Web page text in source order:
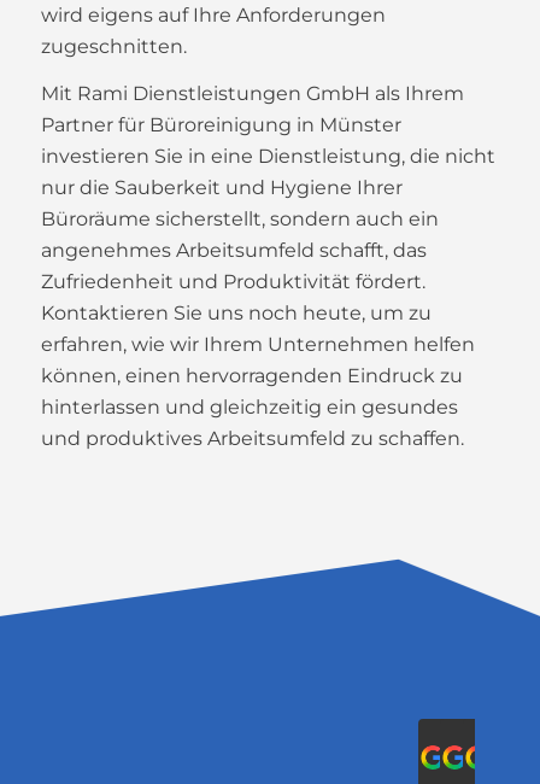
wird eigens auf Ihre Anforderungen
zugeschnitten.
Mit Rami Dienstleistungen GmbH als Ihrem
Partner für Büroreinigung in Münster
investieren Sie in eine Dienstleistung, die nicht
nur die Sauberkeit und Hygiene Ihrer
Büroräume sicherstellt, sondern auch ein
angenehmes Arbeitsumfeld schafft, das
Zufriedenheit und Produktivität fördert.
Kontaktieren Sie uns noch heute, um zu
erfahren, wie wir Ihrem Unternehmen helfen
können, einen hervorragenden Eindruck zu
hinterlassen und gleichzeitig ein gesundes
und produktives Arbeitsumfeld zu schaffen.